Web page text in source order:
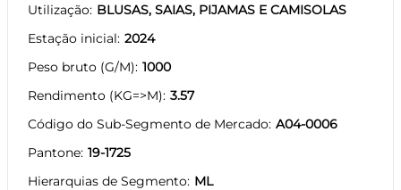
Utilização BLUSAS, SAIAS, PIJAMAS E CAMISOLAS
Estação inicial 2024
Peso bruto (G/M) 1000
Rendimento (KG=>M) 3.57
Código do Sub-Segmento de Mercado A04-0006
Pantone 19-1725
Hierarquias de Segmento ML